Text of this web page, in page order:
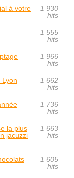
à votre
1 930
hits
1 555
hits
1 966
hits
Lyon
1 662
hits
1 736
hits
la plus
jacuzzi
1 663
hits
1 605
hits